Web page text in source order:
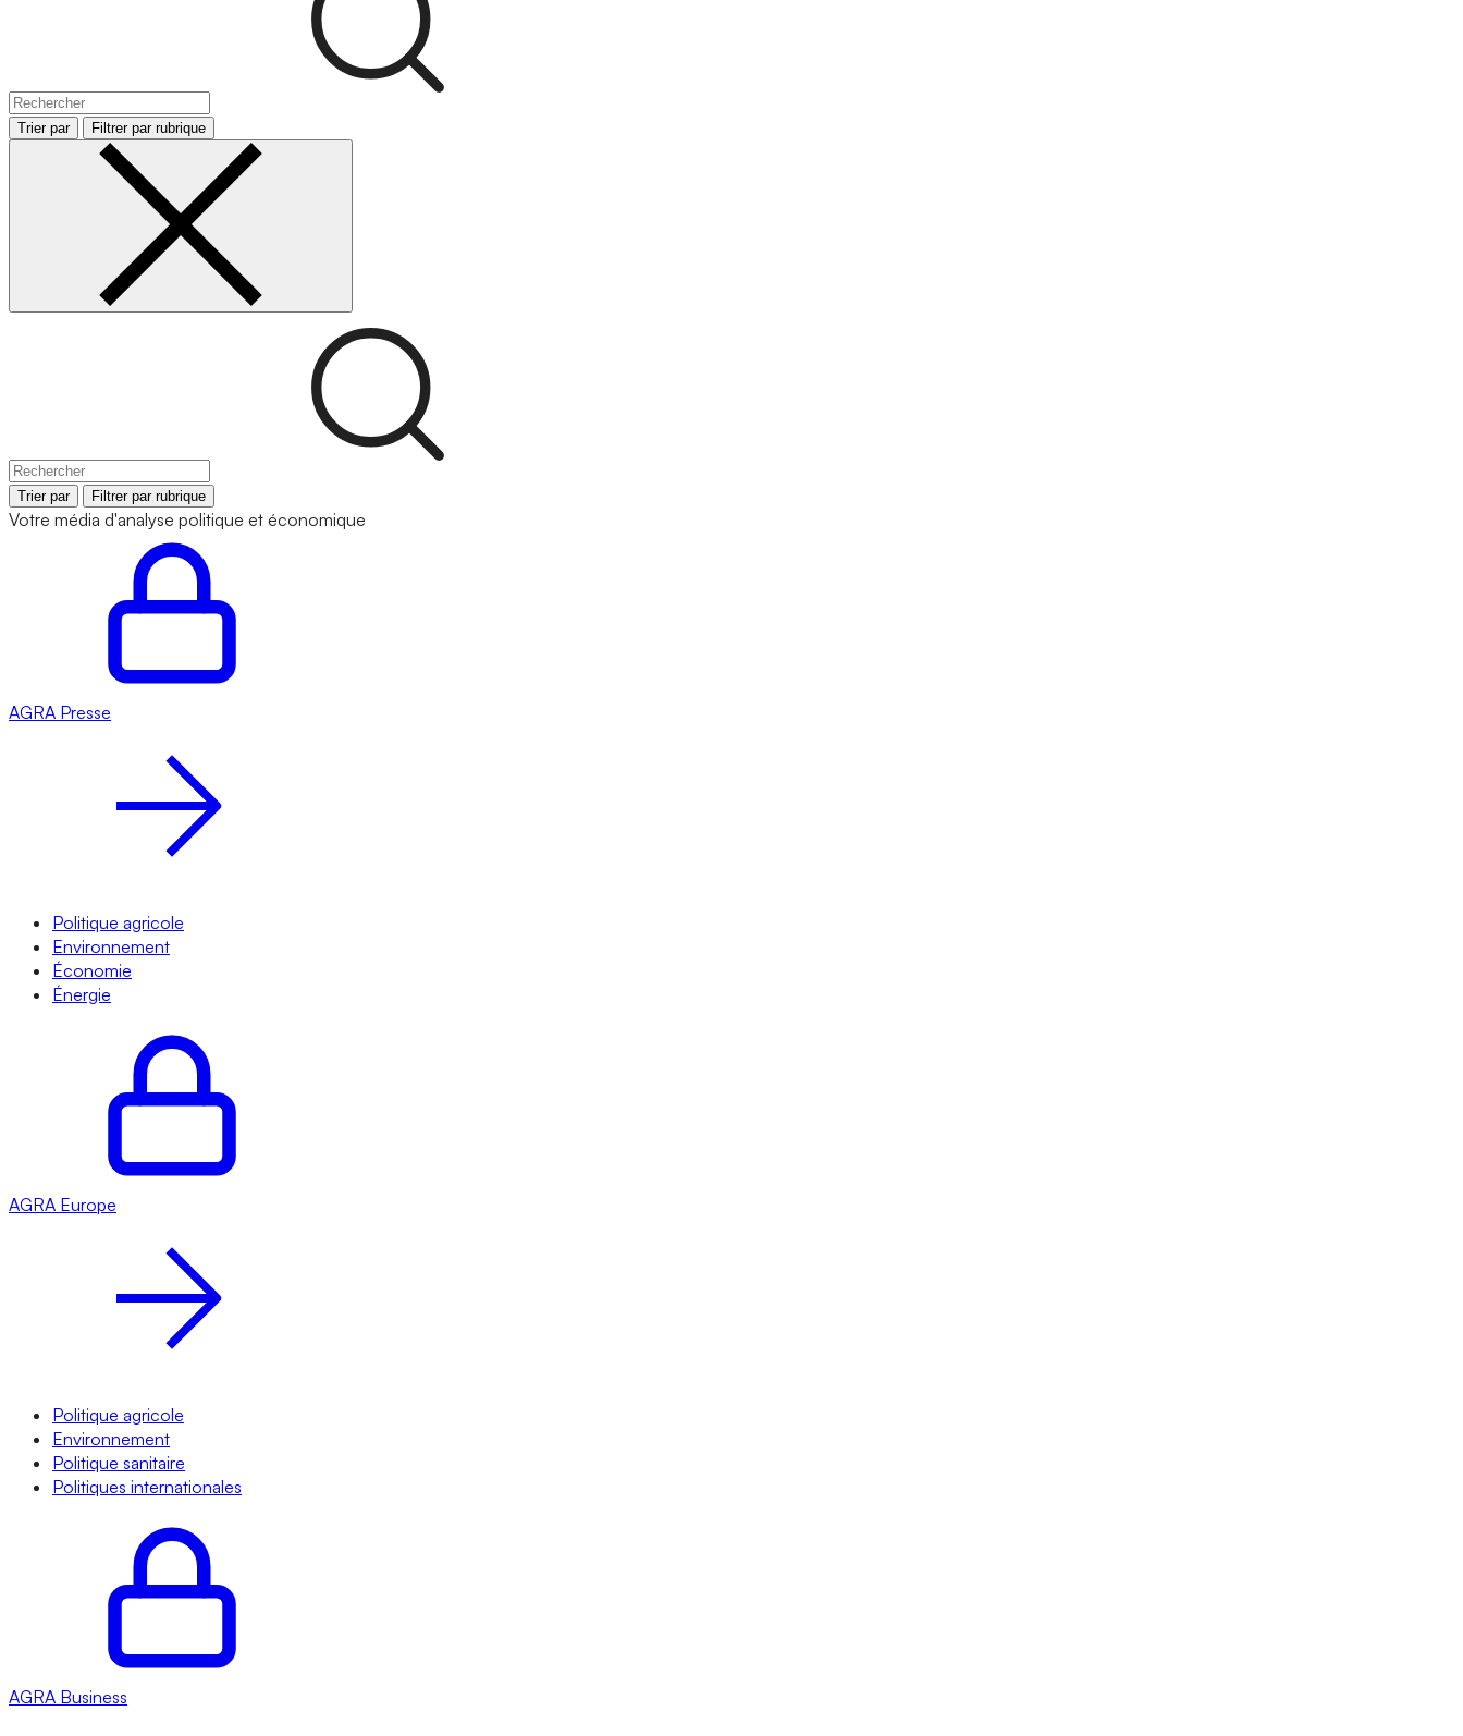
Trier par Filtrer par rubrique
Trier par Filtrer par rubrique
Votre média d'analyse politique et économique
AGRA Presse
Politique agricole
Environnement
Économie
Énergie
AGRA Europe
Politique agricole
Environnement
Politique sanitaire
Politiques internationales
AGRA Business